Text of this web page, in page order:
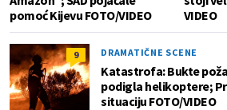
pomoć Kijevu FOTO/VIDEO
VIDEO
9 DRAMATIČNE SCENE
Katastrofa: Bukte
podigla helikoptere;
situaciju FOTO/VIDEO